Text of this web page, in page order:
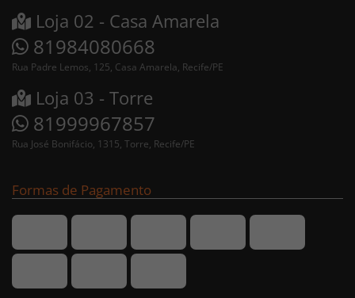
Loja 02 - Casa Amarela
81984080668
Rua Padre Lemos, 125, Casa Amarela, Recife/PE
Loja 03 - Torre
81999967857
Rua José Bonifácio, 1315, Torre, Recife/PE
Formas de Pagamento